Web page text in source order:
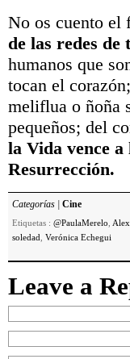
No os cuento el
de las redes de
humanos que
tocan el
meliflua o ñoña
pequeños; del
la Vida vence
Resurrección.
Categorías | Cine
Etiquetas : @PaulaMerelo
soledad Verónica Echegui
Leave a